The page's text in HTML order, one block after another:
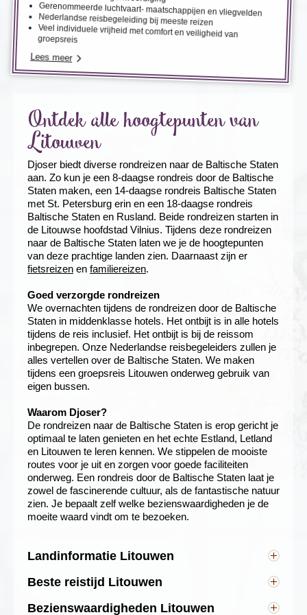
Gerenommeerde luchtvaart- maatschappijen en vliegvelden
Nederlandse reisbegeleiding bij meeste reizen
Veel individuele vrijheid met comfort en veiligheid van
groepsreis
Lees meer
Ontdek alle hoogtepunten van
Litouwen
Djoser biedt diverse rondreizen naar de Baltische Staten
aan. Zo kun je een 8-daagse rondreis door de Baltische
Staten maken, een 14-daagse rondreis Baltische Staten
met St. Petersburg erin en een 18-daagse rondreis
Baltische Staten en Rusland. Beide rondreizen starten in
de Litouwse hoofdstad Vilnius. Tijdens deze rondreizen
naar de Baltische Staten laten we je de hoogtepunten
van deze prachtige landen zien. Daarnaast zijn er
fietsreizen en familiereizen.
Goed verzorgde rondreizen
We overnachten tijdens de rondreizen door de Baltische
Staten in middenklasse hotels. Het ontbijt is in alle hotels
tijdens de reis inclusief. Het ontbijt is bij de reissom
inbegrepen. Onze Nederlandse reisbegeleiders zullen je
alles vertellen over de Baltische Staten. We maken
tijdens een groepsreis Litouwen onderweg gebruik van
eigen bussen.
Waarom Djoser?
De rondreizen naar de Baltische Staten is erop gericht je
optimaal te laten genieten en het echte Estland, Letland
en Litouwen te leren kennen. We stippelen de mooiste
routes voor je uit en zorgen voor goede faciliteiten
onderweg. Een rondreis door de Baltische Staten laat je
zowel de fascinerende cultuur, als de fantastische natuur
zien. Je bepaalt zelf welke bezienswaardigheden je de
moeite waard vindt om te bezoeken.
Landinformatie Litouwen
Andere bekende steden: Kaunas en Klaipeda
Taal: Litouws
Beste reistijd Litouwen
gematigd zeeklimaat. De reizen vinden plaats in de
Bezienswaardigheden Litouwen